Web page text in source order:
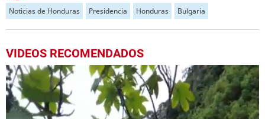
Noticias de Honduras Presidencia Honduras Bulgaria
VIDEOS RECOMENDADOS